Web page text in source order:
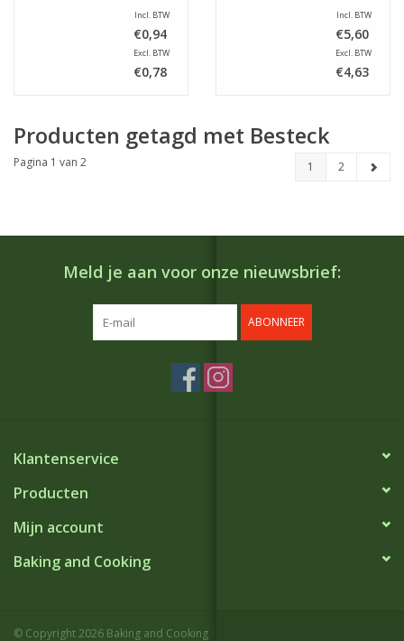
Incl. BTW
€0,94
Excl. BTW
€0,78
Incl. BTW
€5,60
Excl. BTW
€4,63
Producten getagd met Besteck
Pagina 1 van 2 1 2
Meld je aan voor onze nieuwsbrief:
ABONNEER
Klantenservice
Producten
Mijn account
Baking and Cooking
© Copyright 2026 Baking and Cooking